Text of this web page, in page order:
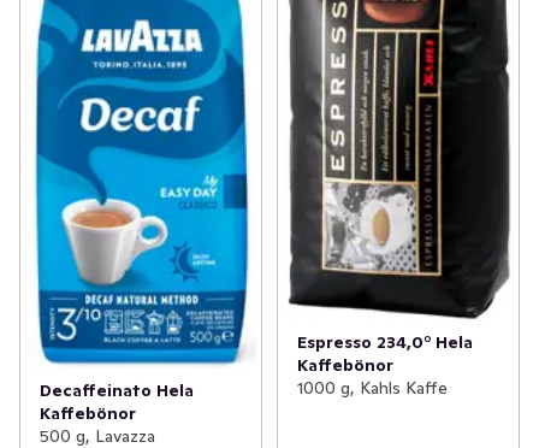
Decaffeinato Hela
Kaffebönor
500 g, Lavazza
Espresso 234,0° Hela
Kaffebönor
1000 g, Kahls Kaffe